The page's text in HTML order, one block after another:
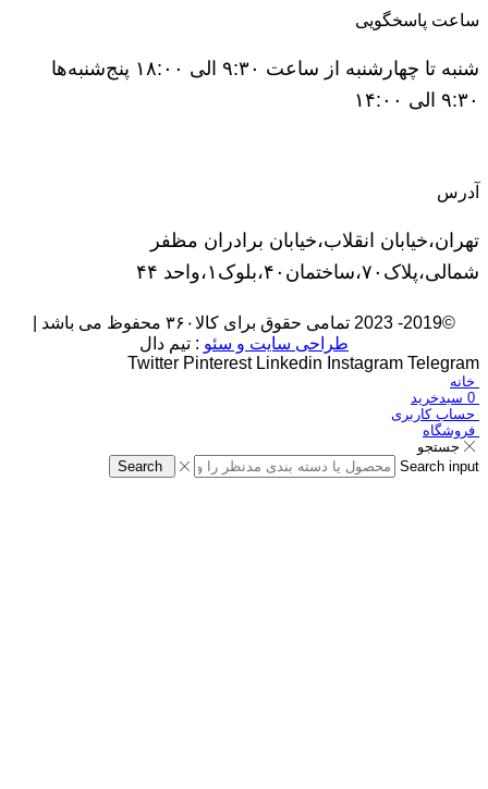
ساعت پاسخگویی
شنبه تا چهارشنبه از ساعت ۹:۳۰ الی ۱۸:۰۰ پنج‌شنبه‌ها
۹:۳۰ الی ۱۴:۰۰
آدرس
تهران،خیابان انقلاب،خیابان برادران مظفر
شمالی،پلاک۷۰،ساختمان۴۰،بلوک۱،واحد ۴۴
©2019- 2023 تمامی حقوق برای کالا۳۶۰ محفوظ می باشد |
طراحی سایت و سئو : تیم دال
Twitter Pinterest Linkedin Instagram Telegram
خانه
0 سبدخرید
حساب کاربری
فروشگاه
جستجو
Search input
Search